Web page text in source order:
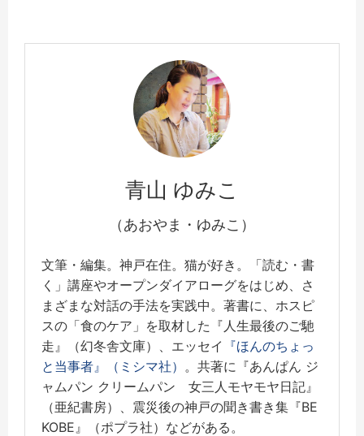
青山 ゆみこ
（あおやま・ゆみこ）
文筆・編集。神戸在住。猫が好き。「読む・書
く」講座やオープンダイアローグをはじめ、さ
まざまな対話の手法を実践中。著書に、ホスピ
スの「食のケア」を取材した『人生最後のご馳
走』（幻冬舎文庫）、エッセイ 『ほんのちょっ
と当事者』（ミシマ社） 。共著に『あんぱん ジ
ャムパン クリームパン 女三人モヤモヤ日記』
（亜紀書房）、震災後の神戸の聞き書き集『BE
KOBE』（ポプラ社）などがある。